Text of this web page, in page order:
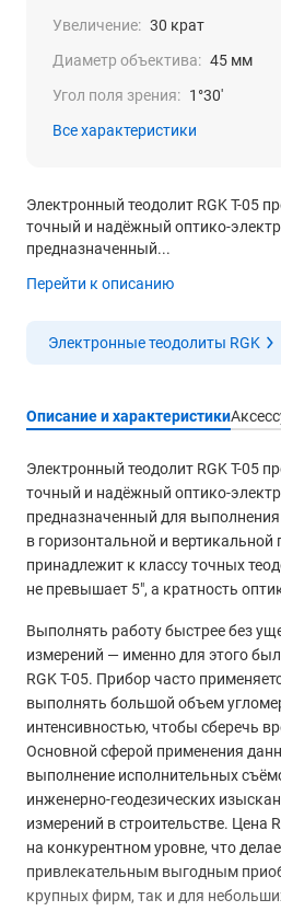
Увеличение: 30 крат
Диаметр объектива: 45 мм
Угол поля зрения: 1°30′
Все характеристики
Электронный теодолит RGK T-05
точный и надёжный оптико-
предназначенный...
Перейти к описанию
Электронные теодолиты RGK
Описание и характеристики
Электронный теодолит RGK T-05
точный и надёжный оптико-
предназначенный для
в горизонтальной и
принадлежит к классу точных
не превышает 5″, а кратность
Выполнять работу быстрее без
измерений — именно для этого
RGK T-05. Прибор часто
выполнять большой объем
интенсивностью, чтобы сберечь
Основной сферой применения
выполнение исполнительных
инженерно-геодезических
измерений в строительстве. Цена
на конкурентном уровне, что
привлекательным выгодным
крупных фирм, так и для